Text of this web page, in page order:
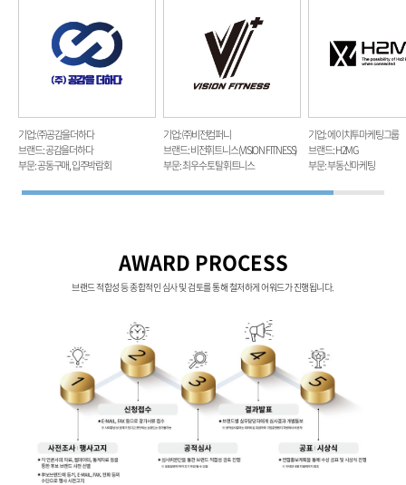
기업 : ㈜공감을더하다
브랜드 : 공감을더하다
부문 : 공동구매, 입주박람회
기업 : ㈜비전컴퍼니
브랜드 : 비전휘트니스 (VISION FITNESS)
부문 : 최우수 토탈휘트니스
기업 : 에이치투마케팅그룹
브랜드 : H2MG
부문 : 부동산마케팅
AWARD PROCESS
브랜드 적합성 등 종합적인 심사 및 검토를 통해 철저하게 어워드가 진행됩니다.